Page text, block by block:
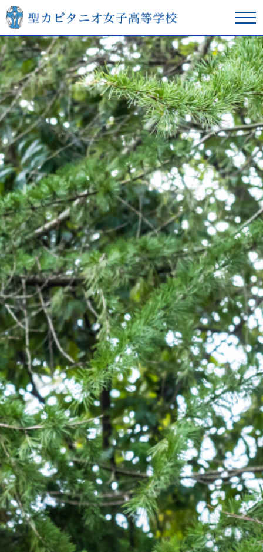
在校生の方へ 卒業生の方へ
学校紹介
本校の教育
スクールライフ
入学案内
進学サポート
アクセス サイトマップ 採用情報
よくあるご質問
お問い合わせ
緊急時対応について
個人情報保護について・このサイトについて
パンフレット 資料請求